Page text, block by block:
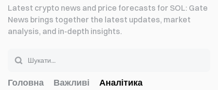
Latest crypto news and price forecasts for SOL: Gate
News brings together the latest updates, market
analysis, and in-depth insights.
Головна Важливі Аналітика